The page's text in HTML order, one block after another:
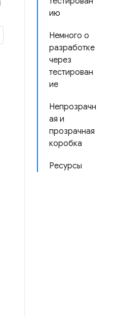
ию
Немного о
разработке
через
тестирован
ие
Непрозрачн
ая и
прозрачная
коробка
Ресурсы